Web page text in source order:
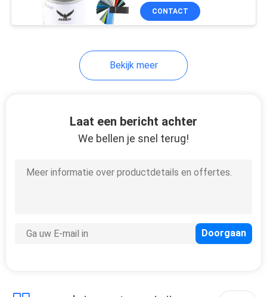
CONTACT
Bekijk meer
Laat een bericht achter
We bellen je snel terug!